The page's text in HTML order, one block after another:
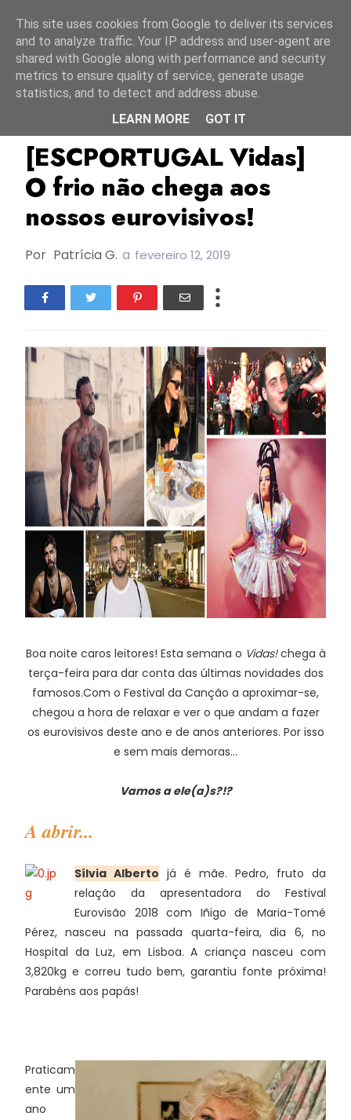
ESC Portugal Vidas TOP
[ESCPORTUGAL Vidas]
O frio não chega aos
nossos eurovisivos!
Por Patrícia G. a fevereiro 12, 2019
Boa noite caros leitores! Esta semana o Vidas!chega à
terça-feira para dar conta das últimas novidades dos
famosos.Com o Festival da Canção a aproximar-se,
chegou a hora de relaxar e ver o que andam a fazer
os eurovisivos deste ano e de anos anteriores. Por isso
e sem mais demoras...
Vamos a ele(a)s?!?
A abrir...
Sílvia Alberto já é mãe. Pedro, fruto da
relação da apresentadora do Festival
Eurovisão 2018 com Iñigo de Maria-Tomé
Pérez, nasceu na passada quarta-feira, dia 6, no
Hospital da Luz, em Lisboa. A criança nasceu com
3,820kg e correu tudo bem, garantiu fonte próxima!
Parabéns aos papás!
Praticam
ente um
ano
This site uses cookies from Google to deliver its services
and to analyze traffic. Your IP address and user-agent are
shared with Google along with performance and security
metrics to ensure quality of service, generate usage
statistics, and to detect and address abuse.
LEARN MORE
GOT IT